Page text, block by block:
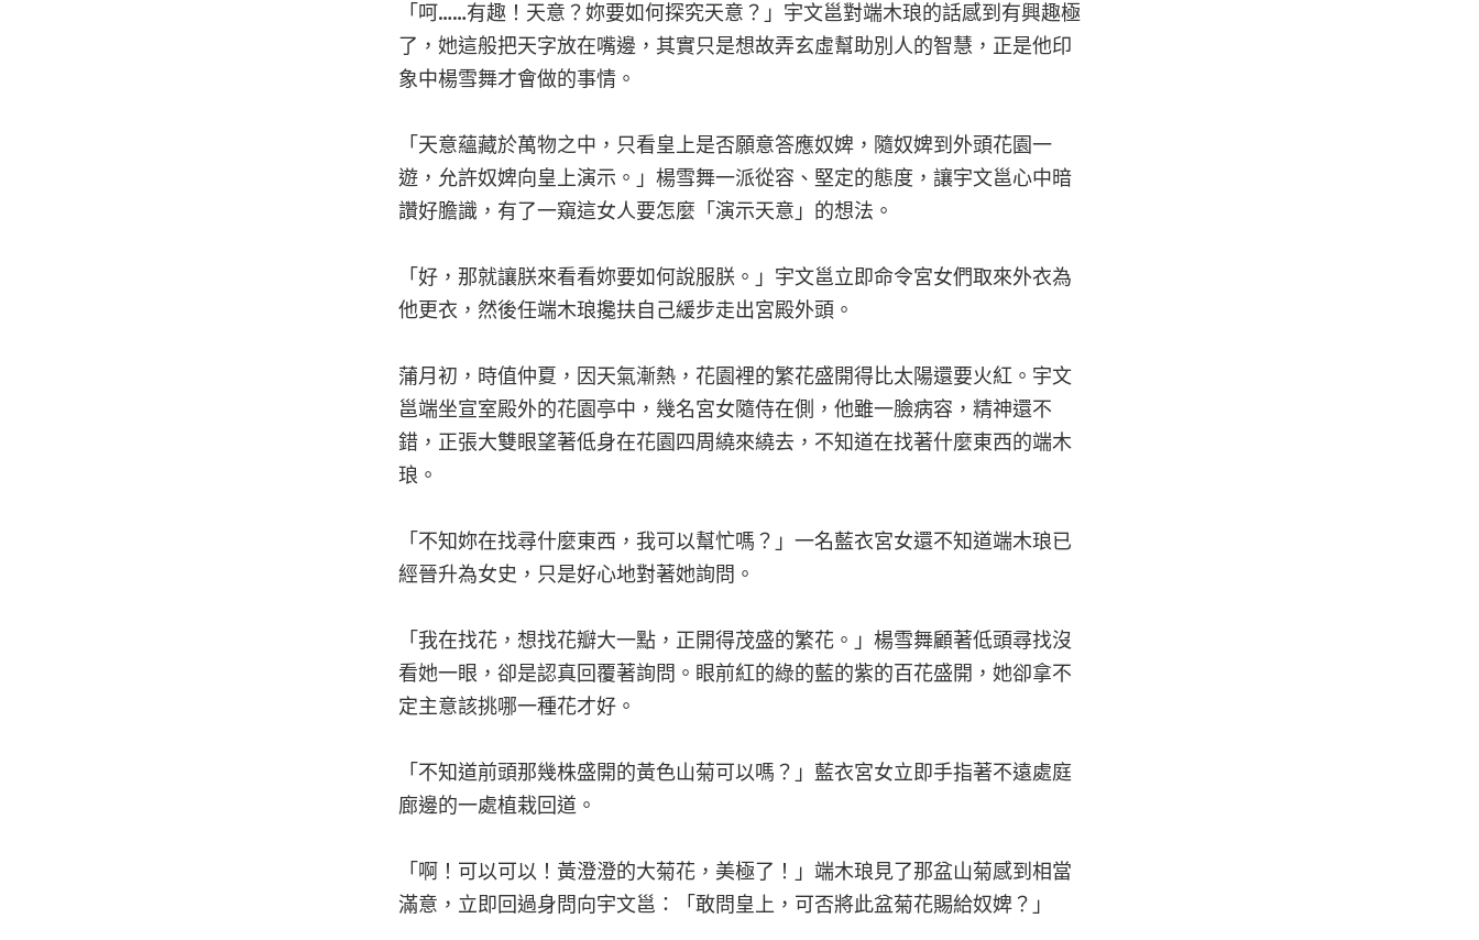
「呵……有趣！天意？妳要如何探究天意？」宇文邕對端木琅的話感到有興趣極
了，她這般把天字放在嘴邊，其實只是想故弄玄虛幫助別人的智慧，正是他印
象中楊雪舞才會做的事情。
「天意蘊藏於萬物之中，只看皇上是否願意答應奴婢，隨奴婢到外頭花園一
遊，允許奴婢向皇上演示。」楊雪舞一派從容、堅定的態度，讓宇文邕心中暗
讚好膽識，有了一窺這女人要怎麼「演示天意」的想法。
「好，那就讓朕來看看妳要如何說服朕。」宇文邕立即命令宮女們取來外衣為
他更衣，然後任端木琅攙扶自己緩步走出宮殿外頭。
蒲月初，時值仲夏，因天氣漸熱，花園裡的繁花盛開得比太陽還要火紅。宇文
邕端坐宣室殿外的花園亭中，幾名宮女隨侍在側，他雖一臉病容，精神還不
錯，正張大雙眼望著低身在花園四周繞來繞去，不知道在找著什麼東西的端木
琅。
「不知妳在找尋什麼東西，我可以幫忙嗎？」一名藍衣宮女還不知道端木琅已
經晉升為女史，只是好心地對著她詢問。
「我在找花，想找花瓣大一點，正開得茂盛的繁花。」楊雪舞顧著低頭尋找沒
看她一眼，卻是認真回覆著詢問。眼前紅的綠的藍的紫的百花盛開，她卻拿不
定主意該挑哪一種花才好。
「不知道前頭那幾株盛開的黃色山菊可以嗎？」藍衣宮女立即手指著不遠處庭
廊邊的一處植栽回道。
「啊！可以可以！黃澄澄的大菊花，美極了！」端木琅見了那盆山菊感到相當
滿意，立即回過身問向宇文邕：「敢問皇上，可否將此盆菊花賜給奴婢？」